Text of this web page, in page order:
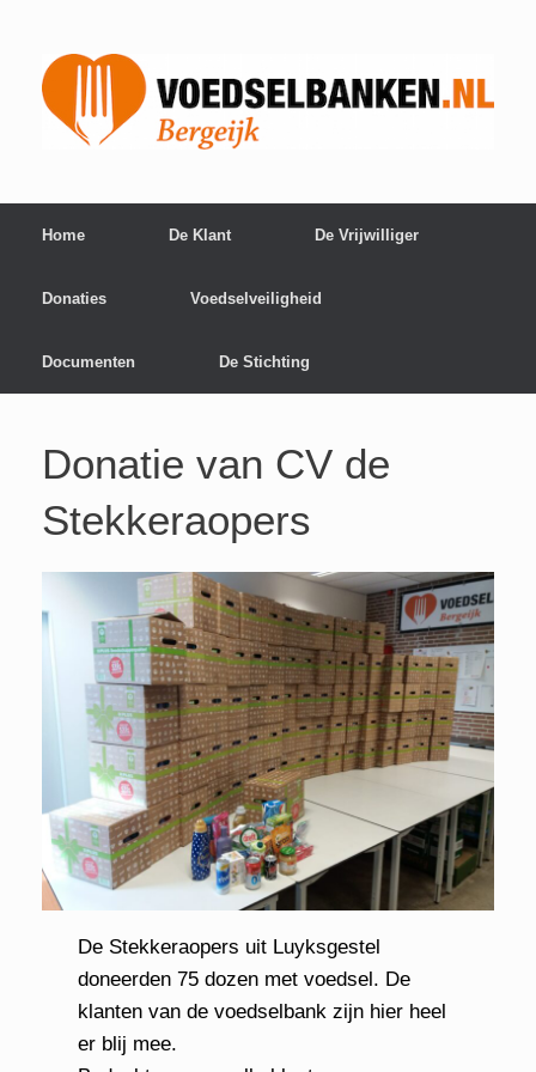
Home De Klant De Vrijwilliger
Donaties Voedselveiligheid
Documenten De Stichting
Donatie van CV de
Stekkeraopers
De Stekkeraopers uit Luyksgestel
doneerden 75 dozen met voedsel. De
klanten van de voedselbank zijn hier heel
er blij mee.